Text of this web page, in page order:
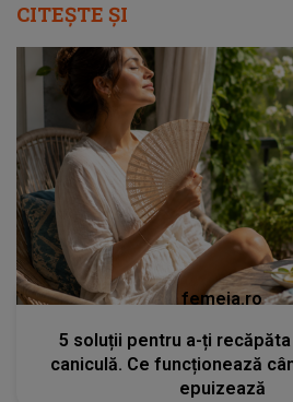
CITEȘTE ȘI
femeia.ro
5 soluții pentru a-ți
caniculă. Ce funcționează
epuizează